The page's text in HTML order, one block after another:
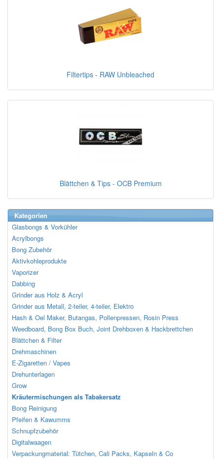
Filtertips - RAW Unbleached
Blättchen & Tips - OCB Premium
Kategorien
Glasbongs & Vorkühler
Acrylbongs
Bong Zubehör
Aktivkohleprodukte
Vaporizer
Dabbing
Grinder aus Holz & Acryl
Grinder aus Metall, 2-teiler, 4-teiler, Elektro
Hash & Oel Maker, Butangas, Pollenpressen, Rosin Press
Weedboard, Bong Box Buch, Joint Drehboxen & Hackbrettchen
Blättchen & Filter
Drehmaschinen
E-Zigaretten / Vapes
Drehunterlagen
Grow
Kräutermischungen als Tabakersatz
Bong Reinigung
Pfeifen & Kawumms
Schnupfzubehör
Digitalwaagen
Verpackungmaterial: Tütchen, Cali Packs, Kapseln & Co